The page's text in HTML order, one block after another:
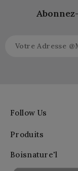
Follow Us
Produits
Boisnature'l